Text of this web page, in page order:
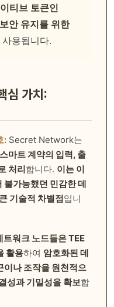
티브 토큰인
안 유지를 위한
사용됩니다.
가치:
: Secret Network는
마트 계약의 입력, 출
처리합니다. 이는 이
불가능했던 민감한 데
기술적 차별점입니
트워크 노드들은 TEE
활용하여 암호화된 데
이나 조작을 원천적으
성과 기밀성을 확보합